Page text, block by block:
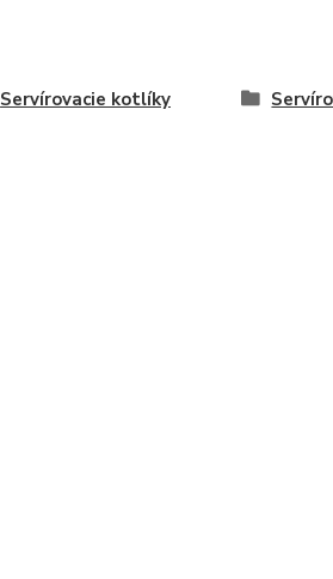
Servírovacie kotlíky